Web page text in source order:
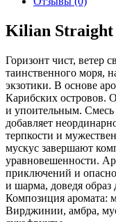
Kilian Straight
Горизонт чист, ветер
таинственного моря,
экзотики. В основе
Карибских островов.
и упоительным. Смесь
добавляет
терпкости и
мускус завершают
уравновешенности.
приключений и
и шарма, доведя образ
Композиция аромата:
Вирджинии, амбра,